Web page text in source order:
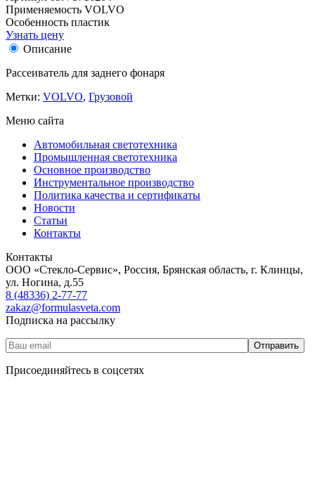
Применяемость VOLVO
Особенность пластик
Узнать цену
Описание
Рассеиватель для заднего фонаря
Метки: VOLVO, Грузовой
Меню сайта
Автомобильная светотехника
Промышленная светотехника
Основное производство
Инструментальное производство
Политика качества и сертификаты
Новости
Статьи
Контакты
Контакты
ООО «Стекло-Сервис», Россия, Брянская область, г. Клинцы,
ул. Ногина, д.55
8 (48336) 2-77-77
zakaz@formulasveta.com
Подписка на рассылку
Присоединяйтесь в соцсетях